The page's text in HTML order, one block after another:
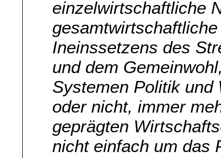
einzelwirtschaftliche
Ineinssetzens des
und dem
Systemen Politik
oder nicht, immer
geprägten
nicht einfach um das